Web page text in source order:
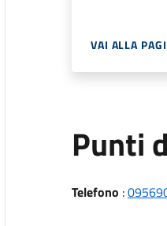
VAI ALLA
Punti
Telefono :